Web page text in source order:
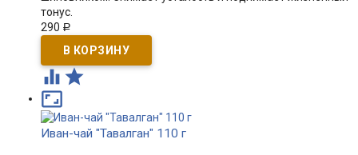
тонус.
290 Р
 

Иван-чай "Тавалган" 110 г